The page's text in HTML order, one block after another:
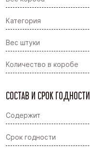
Категория
Вес штуки
Количество в коробе
СОСТАВ И СРОК ГОДНОСТИ
Содержит
Срок годности